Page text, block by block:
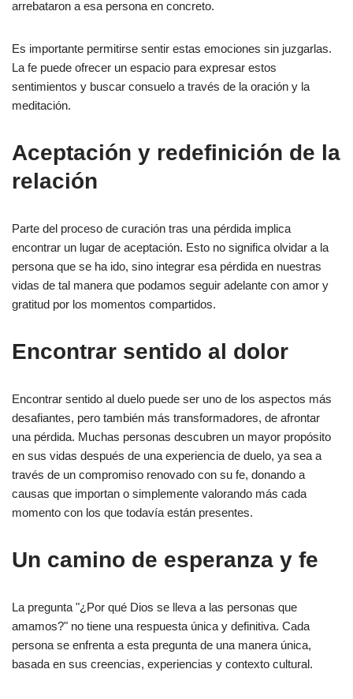
arrebataron a esa persona en concreto.
Es importante permitirse sentir estas emociones sin juzgarlas.
La fe puede ofrecer un espacio para expresar estos
sentimientos y buscar consuelo a través de la oración y la
meditación.
Aceptación y redefinición de la
relación
Parte del proceso de curación tras una pérdida implica
encontrar un lugar de aceptación. Esto no significa olvidar a la
persona que se ha ido, sino integrar esa pérdida en nuestras
vidas de tal manera que podamos seguir adelante con amor y
gratitud por los momentos compartidos.
Encontrar sentido al dolor
Encontrar sentido al duelo puede ser uno de los aspectos más
desafiantes, pero también más transformadores, de afrontar
una pérdida. Muchas personas descubren un mayor propósito
en sus vidas después de una experiencia de duelo, ya sea a
través de un compromiso renovado con su fe, donando a
causas que importan o simplemente valorando más cada
momento con los que todavía están presentes.
Un camino de esperanza y fe
La pregunta "¿Por qué Dios se lleva a las personas que
amamos?" no tiene una respuesta única y definitiva. Cada
persona se enfrenta a esta pregunta de una manera única,
basada en sus creencias, experiencias y contexto cultural.